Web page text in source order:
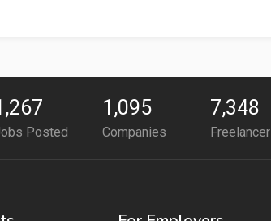
Posted
1,095
Companies
7,348
Freelancer